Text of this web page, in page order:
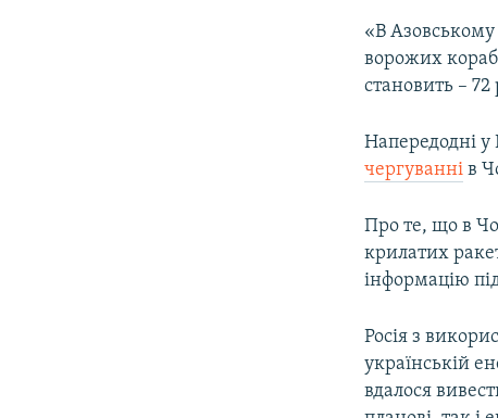
«В
ворожих
становить –
Напередодні
чергуванні в
Про те, що в
крилатих
інформацію
Росія з
українській
вдалося